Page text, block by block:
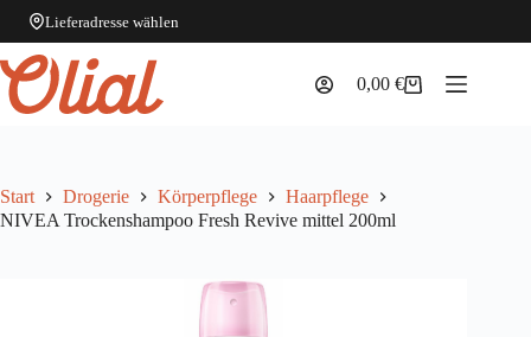
Lieferadresse wählen
Zum
Inhalt
springen
Warenkorb
0,00€
Start Drogerie Körperpflege
Haarpflege
NIVEA Trockenshampoo Fresh Revive mittel 200ml